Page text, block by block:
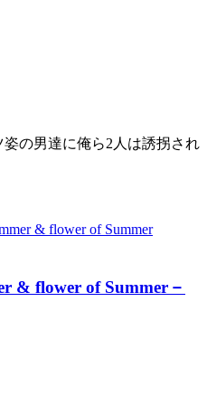
の男達に俺ら2人は誘拐され
& flower of Summer－